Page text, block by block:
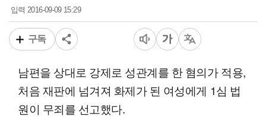
입력2016-09-09 15:29
구독
남편을 상대로 강제로 성관계를 한 혐의가 적용,
처음 재판에 넘겨져 화제가 된 여성에게 1심 법
원이 무죄를 선고했다.